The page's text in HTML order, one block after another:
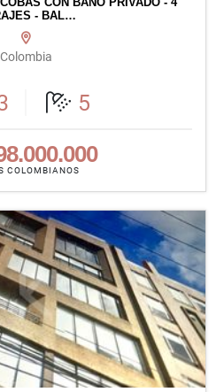
- BAL…
Colombia
5
COLOMBIANOS